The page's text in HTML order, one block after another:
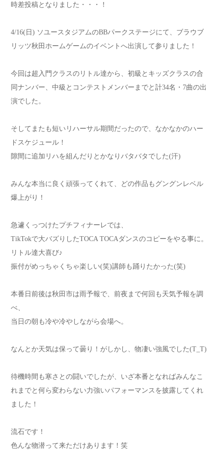
時差投稿となりました・・・！
4/16(日) ソユースタジアムのBBパークステージにて、ブラウブ
リッツ秋田ホームゲームのイベントへ出演して参りました！
今回は超入門クラスのリトル達から、初級とキッズクラスの合
同ナンバー、中級とコンテストメンバーまでと計34名・7曲の出
演でした。
そしてまたも短いリハーサル期間だったので、なかなかのハー
ドスケジュール！
隙間に追加リハを組んだりとかなりバタバタでした(汗)
みんな本当に良く頑張ってくれて、どの作品もグングンレベル
爆上がり！
急遽くっつけたプチフィナーレでは、
TikTokで大バズりしたTOCA TOCAダンスのコピーをやる事に。
リトル達大喜び♪
振付がめっちゃくちゃ楽しい(笑)講師も踊りたかった(笑)
本番日前後は秋田市は雨予報で、前夜まで何回も天気予報を調
べ、
当日の朝も冷や冷やしながら会場へ。
なんとか天気は保って曇り！がしかし、物凄い強風でした(T_T)
待機時間も寒さとの闘いでしたが、いざ本番となればみんなこ
れまでと何ら変わらない力強いパフォーマンスを披露してくれ
ました！
流石です！
色んな物潜って来ただけあります！笑